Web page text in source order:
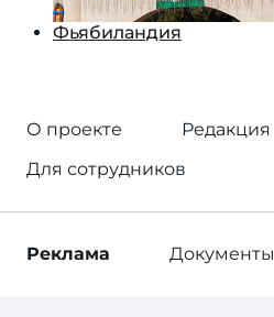
Фьябиландия
О проекте
Редакция
Для сотрудников
Реклама Документы